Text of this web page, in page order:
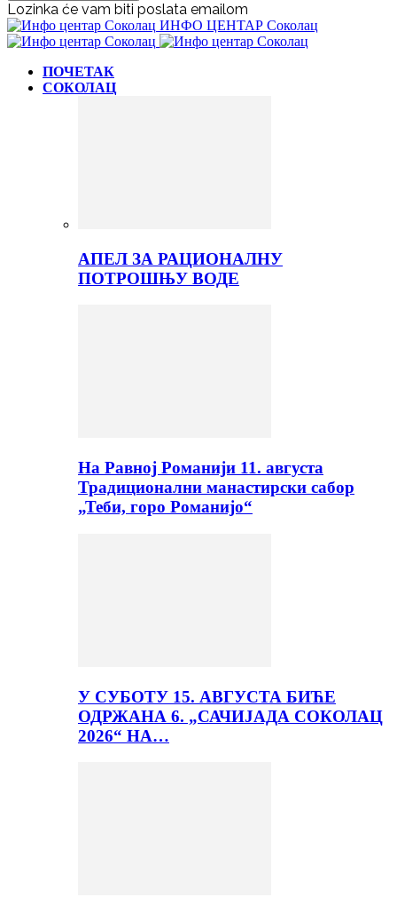
Lozinka će vam biti poslata emailom
ИНФО ЦЕНТАР Соколац
ПОЧЕТАК
СОКОЛАЦ
АПЕЛ ЗА РАЦИОНАЛНУ
ПОТРОШЊУ ВОДЕ
На Равној Романији 11. августа
Традиционални манастирски сабор
„Теби, горо Романијо“
У СУБОТУ 15. АВГУСТА БИЋЕ
ОДРЖАНА 6. „САЧИЈАДА СОКОЛАЦ
2026“ НА…